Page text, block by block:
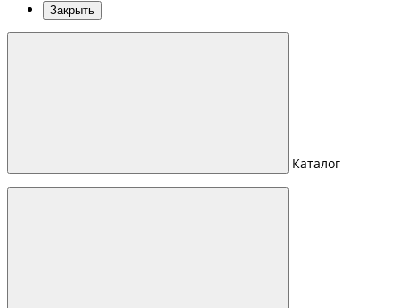
Закрыть
Каталог